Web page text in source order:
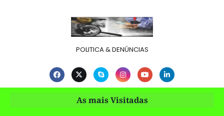
POLITICA & DENÚNCIAS
As mais Visitadas